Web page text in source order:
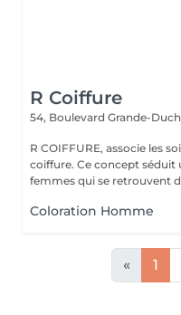
R Coiffure
54, Boulevard Grande-
R COIFFURE, associe les
coiffure. Ce concept
femmes qui se retrouvent
Coloration Homme
« 1